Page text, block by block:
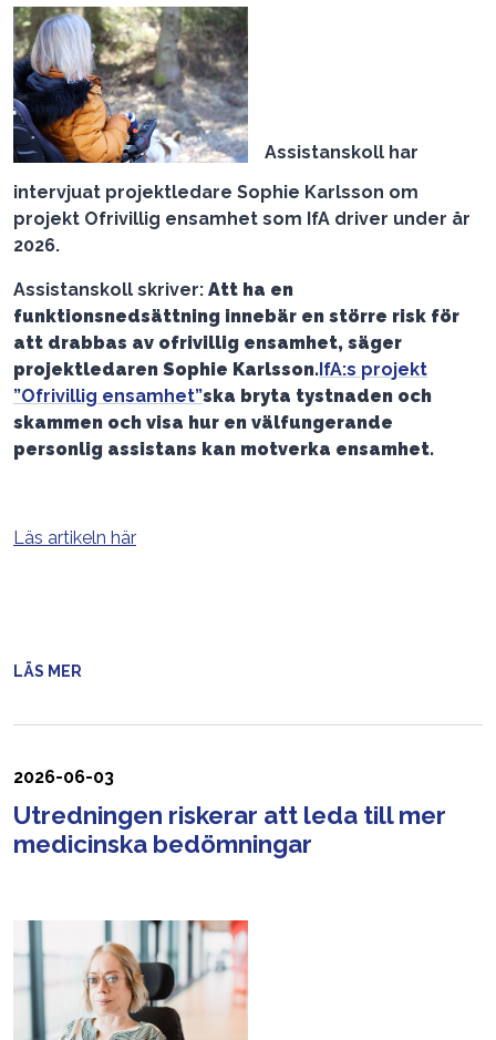
Assistanskoll har
intervjuat projektledare Sophie Karlsson om
projekt Ofrivillig ensamhet som IfA driver under år
2026.
Assistanskoll skriver: Att ha en
funktionsnedsättning innebär en större risk för
att drabbas av ofrivillig ensamhet, säger
projektledaren Sophie Karlsson.IfA:s projekt
”Ofrivillig ensamhet”ska bryta tystnaden och
skammen och visa hur en välfungerande
personlig assistans kan motverka ensamhet.
Läs artikeln här
LÄS MER
2026-06-03
Utredningen riskerar att leda till mer
medicinska bedömningar